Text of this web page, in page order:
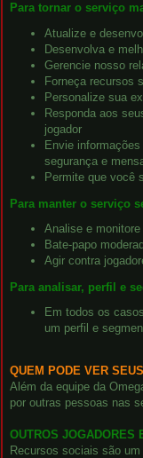
Para tornar o serviço
Atualize e
Desenvolva e
Gerencie nosso
Forneça recursos
Personalize sua
Responda aos
jogador
Envie
segurança e
Permite que você
Para manter o serviço
Analise e
Bate-papo
Agir contra
Para analisar, perfil e
Em todos os
um perfil e
QUEM PODE VER
Além da equipe da
por outras pessoas nas
OUTROS JOGADORES
Recursos sociais são